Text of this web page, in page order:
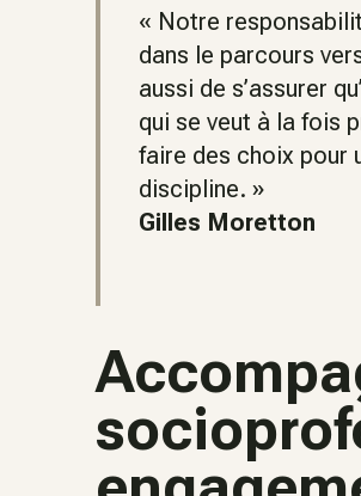
« Notre
dans le parcours
aussi de s’assurer
qui se veut à la fois
faire des choix pour
discipline. »
Gilles Moretton